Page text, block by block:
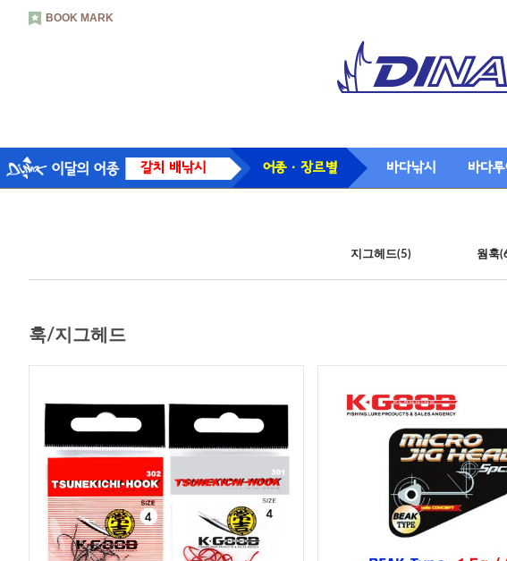
BOOK MARK
갈치 배낚시 어종 · 장르별 바다낚시 바다루
지그헤드(5) 웜훅
훅/지그헤드